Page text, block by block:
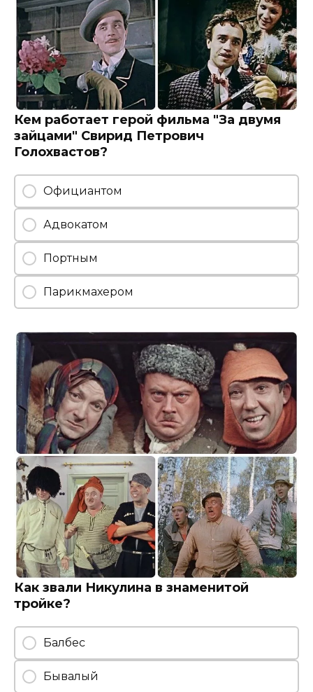
Кем работает герой фильма "За двумя
зайцами" Свирид Петрович
Голохвастов?
Официантом
Адвокатом
Портным
Парикмахером
Как звали Никулина в знаменитой
тройке?
Балбес
Бывалый